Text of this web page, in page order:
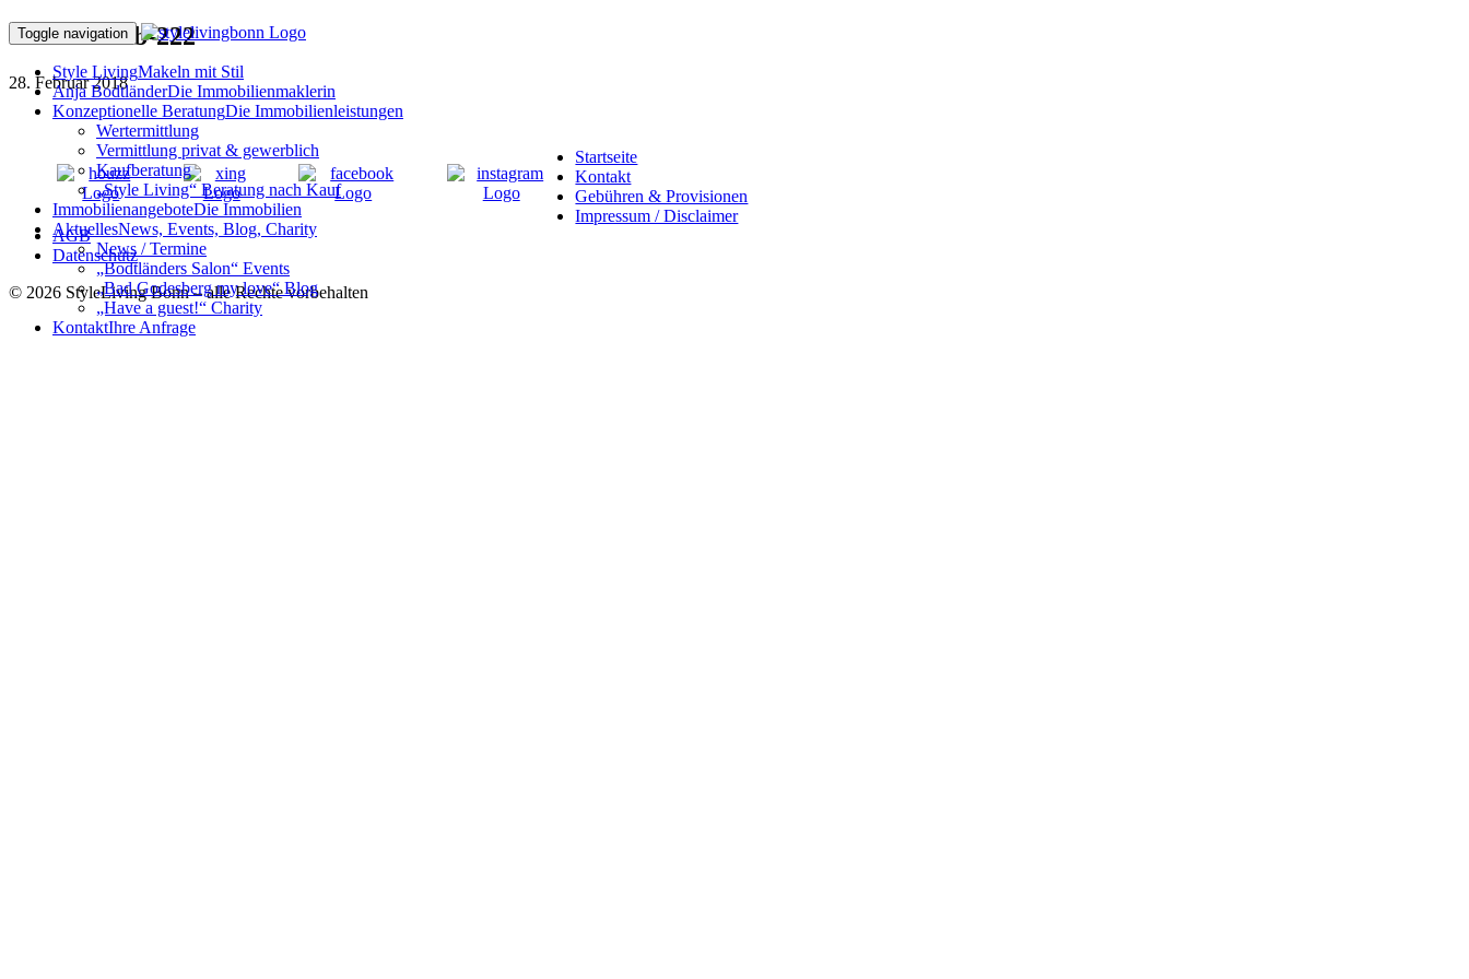
Toggle navigation
Style LivingMakeln mit Stil
Anja BodtländerDie Immobilienmaklerin
Konzeptionelle BeratungDie Immobilienleistungen
Wertermittlung
Vermittlung privat & gewerblich
Kaufberatung
„Style Living“ Beratung nach Kauf
ImmobilienangeboteDie Immobilien
AktuellesNews, Events, Blog, Charity
News / Termine
„Bodtländers Salon“ Events
„Bad Godesberg my love“ Blog
„Have a guest!“ Charity
KontaktIhre Anfrage
180201ffFeb-222
28. Februar 2018
Startseite
Kontakt
Gebühren & Provisionen
Impressum / Disclaimer
AGB
Datenschutz
© 2026 StyleLiving Bonn – alle Rechte vorbehalten